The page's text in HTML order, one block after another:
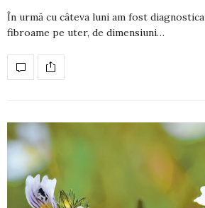
În urmă cu câteva luni am fost
fibroame pe uter, de dimensiuni…